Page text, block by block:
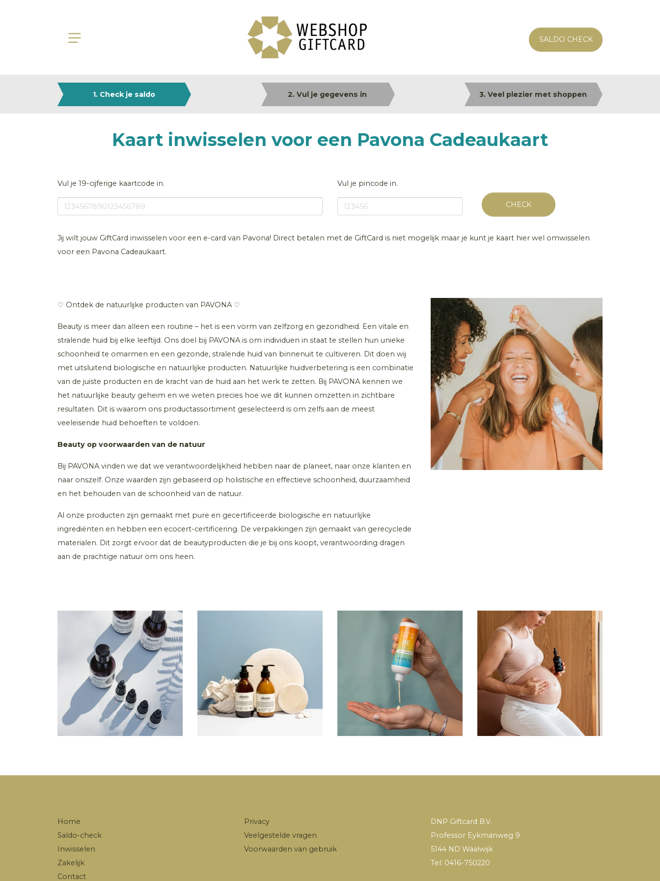
SALDO CHECK
1. Check je saldo 2. Vul je gegevens in 3. Veel plezier met shoppen
Kaart inwisselen voor een Pavona Cadeaukaart
Vul je 19-cijferige kaartcode in. Vul je pincode in.
CHECK
Jij wilt jouw GiftCard inwisselen voor een e-card van Pavona! Direct betalen met de GiftCard is niet mogelijk maar je kunt je kaart hier wel omwisselen
voor een Pavona Cadeaukaart.
♡ Ontdek de natuurlijke producten van PAVONA ♡
Beauty is meer dan alleen een routine – het is een vorm van zelfzorg en gezondheid. Een vitale en
stralende huid bij elke leeftijd. Ons doel bij PAVONA is om individuen in staat te stellen hun unieke
schoonheid te omarmen en een gezonde, stralende huid van binnenuit te cultiveren. Dit doen wij
met uitsluitend biologische en natuurlijke producten. Natuurlijke huidverbetering is een combinatie
van de juiste producten en de kracht van de huid aan het werk te zetten. Bij PAVONA kennen we
het natuurlijke beauty geheim en we weten precies hoe we dit kunnen omzetten in zichtbare
resultaten. Dit is waarom ons productassortiment geselecteerd is om zelfs aan de meest
veeleisende huid behoeften te voldoen.
Beauty op voorwaarden van de natuur
Bij PAVONA vinden we dat we verantwoordelijkheid hebben naar de planeet, naar onze klanten en
naar onszelf. Onze waarden zijn gebaseerd op holistische en effectieve schoonheid, duurzaamheid
en het behouden van de schoonheid van de natuur.
Al onze producten zijn gemaakt met pure en gecertificeerde biologische en natuurlijke
ingrediënten en hebben een ecocert-certificering. De verpakkingen zijn gemaakt van gerecyclede
materialen. Dit zorgt ervoor dat de beautyproducten die je bij ons koopt, verantwoording dragen
aan de prachtige natuur om ons heen.
Home
Saldo-check
Inwisselen
Zakelijk
Contact
Privacy
Veelgestelde vragen
Voorwaarden van gebruik
DNP Giftcard B.V.
Professor Eykmanweg 9
5144 ND Waalwijk
Tel: 0416-750220